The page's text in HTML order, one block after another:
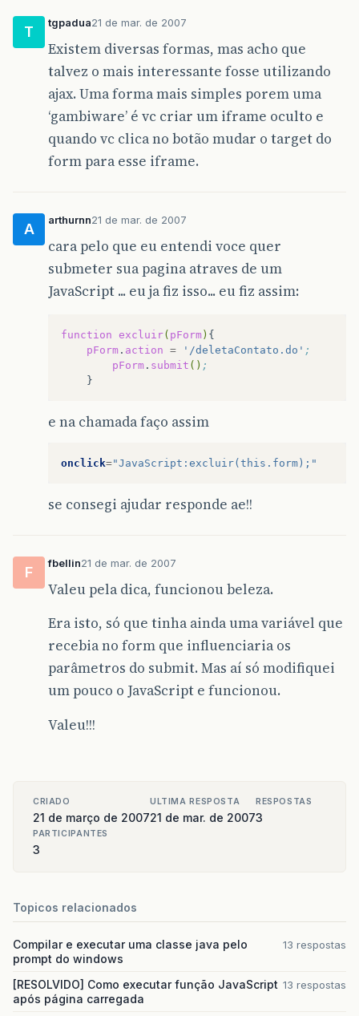
T
tgpadua21 de mar. de 2007
Existem diversas formas, mas acho que
talvez o mais interessante fosse utilizando
ajax. Uma forma mais simples porem uma
‘gambiware’ é vc criar um iframe oculto e
quando vc clica no botão mudar o target do
form para esse iframe.
A
arthurnn21 de mar. de 2007
cara pelo que eu entendi voce quer
submeter sua pagina atraves de um
JavaScript ... eu ja fiz isso... eu fiz assim:
function excluir( pForm )
pForm . action = '/deletaContato.do' ;
pForm . submit () ;
e na chamada faço assim
onclick="JavaScript:excluir(this.form);"
se consegi ajudar responde ae!!
F
fbellin21 de mar. de 2007
Valeu pela dica, funcionou beleza.
Era isto, só que tinha ainda uma variável que
recebia no form que influenciaria os
parâmetros do submit. Mas aí só modifiquei
um pouco o JavaScript e funcionou.
Valeu!!!
CRIADO
21 de março de 2007
ULTIMA RESPOSTA
21 de mar. de 2007
RESPOSTAS
3
PARTICIPANTES
3
Topicos relacionados
Compilar e executar uma classe java pelo
prompt do windows
13 respostas
[RESOLVIDO] Como executar função JavaScript
após página carregada
13 respostas